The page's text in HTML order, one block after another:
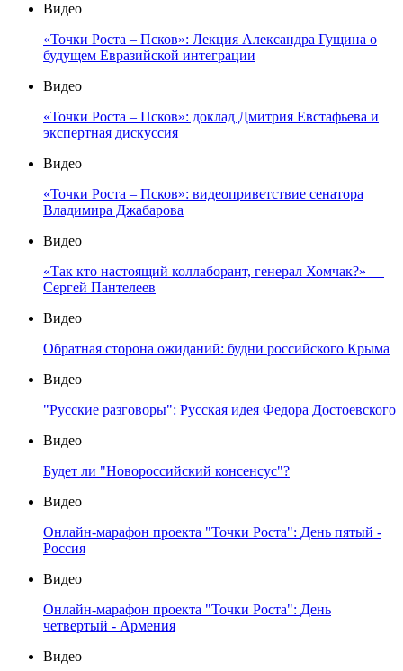
Видео
«Точки Роста – Псков»: Лекция Александра Гущина о
будущем Евразийской интеграции
Видео
«Точки Роста – Псков»: доклад Дмитрия Евстафьева и
экспертная дискуссия
Видео
«Точки Роста – Псков»: видеоприветствие сенатора
Владимира Джабарова
Видео
«Так кто настоящий коллаборант, генерал Хомчак?» —
Сергей Пантелеев
Видео
Обратная сторона ожиданий: будни российского Крыма
Видео
"Русские разговоры": Русская идея Федора Достоевского
Видео
Будет ли "Новороссийский консенсус"?
Видео
Онлайн-марафон проекта "Точки Роста": День пятый -
Россия
Видео
Онлайн-марафон проекта "Точки Роста": День
четвертый - Армения
Видео